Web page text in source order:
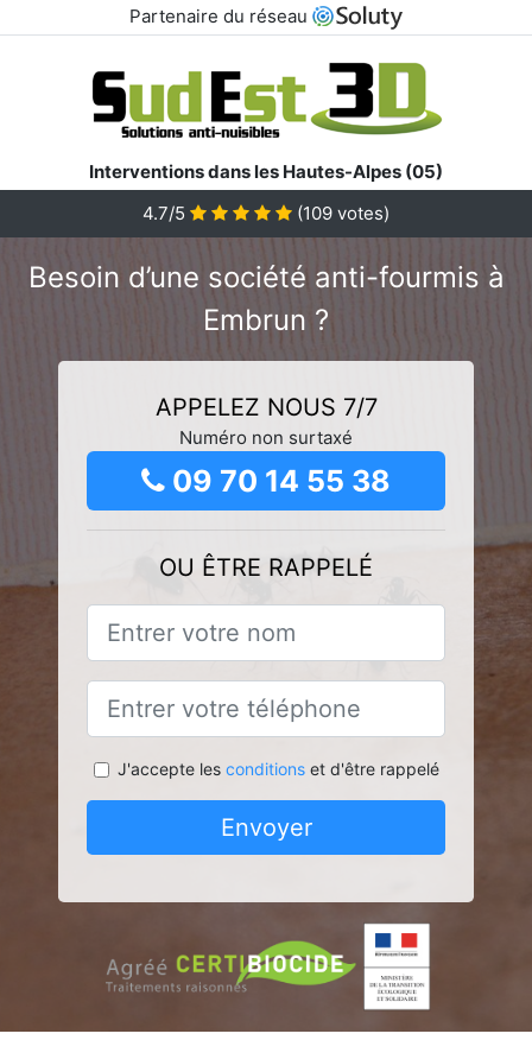
Partenaire du réseau
Interventions dans les Hautes-Alpes (05)
4.7/5
(109 votes)
Besoin d’une société anti-fourmis à
Embrun ?
APPELEZ NOUS 7/7
Numéro non surtaxé
09 70 14 55 38
OU ÊTRE RAPPELÉ
J'accepte les conditionset d'être rappelé
Envoyer